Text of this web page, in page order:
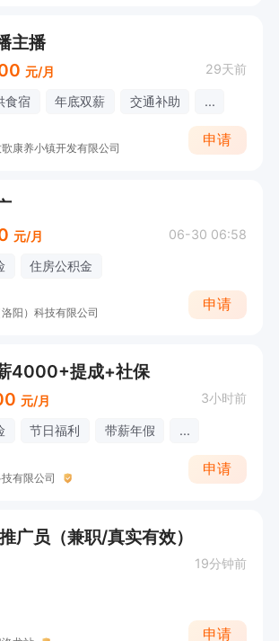
主播
元/月 29天前
食宿 年底双薪 交通补助 ...
康养小镇开发有限公司
申请
元/月 06-30 06:58
住房公积金
阳）科技有限公司
申请
4000+提成+社保
元/月 3小时前
节日福利 带薪年假 ...
有限公司
申请
广员（兼职/真实有效）
19分钟前
申请